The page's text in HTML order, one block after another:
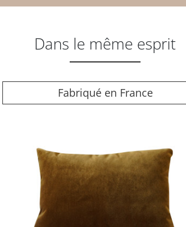
Dans le même esprit
Fabriqué en France